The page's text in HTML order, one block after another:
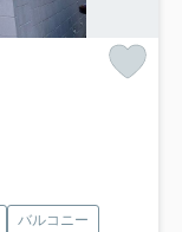
バルコニー